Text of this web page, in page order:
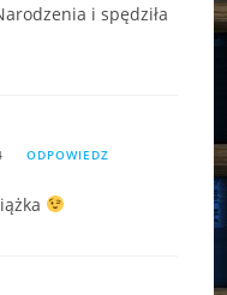
i spędziła
ODPOWIEDZ